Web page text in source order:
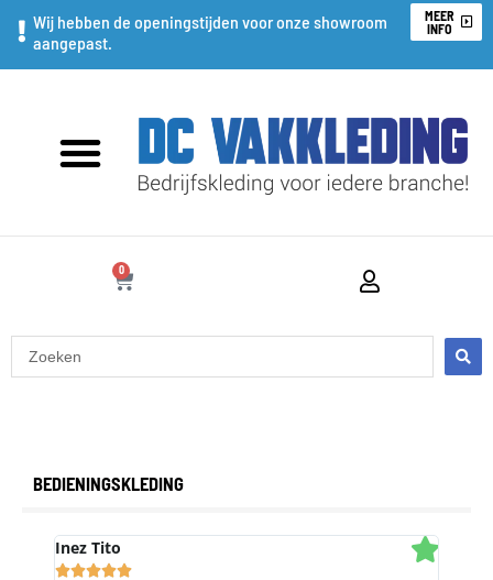
Ga
naar
Wij hebben de openingstijden voor onze showroom
aangepast.
MEER
INFO
0
WINKELWAGEN
Search
...
BEDIENINGSKLEDING
Inez Tito
